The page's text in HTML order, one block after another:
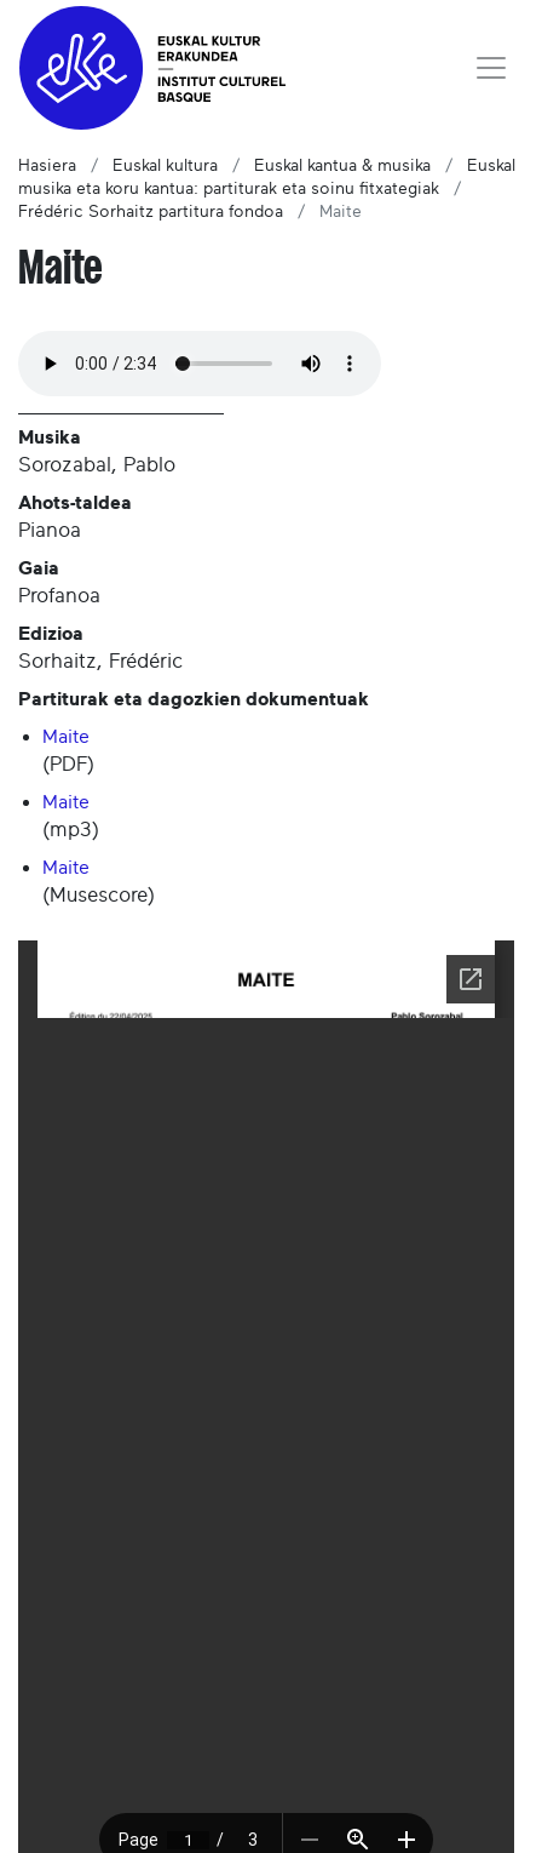
Hasiera Euskal kultura Euskal kantua & musika
Euskal
musika eta koru kantua: partiturak eta soinu fitxategiak
Frédéric Sorhaitz partitura fondoa
Maite
Maite
Musika
Sorozabal, Pablo
Ahots-taldea
Pianoa
Gaia
Profanoa
Edizioa
Sorhaitz, Frédéric
Partiturak eta dagozkien dokumentuak
Maite
(PDF)
Maite
(mp3)
Maite
(Musescore)